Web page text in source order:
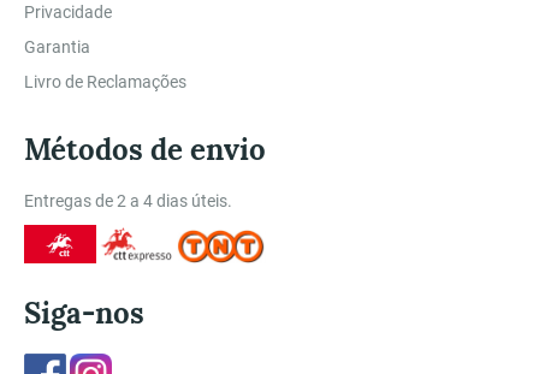
Privacidade
Garantia
Livro de Reclamações
Métodos de envio
Entregas de 2 a 4 dias úteis.
Siga-nos
FacebookInstagram